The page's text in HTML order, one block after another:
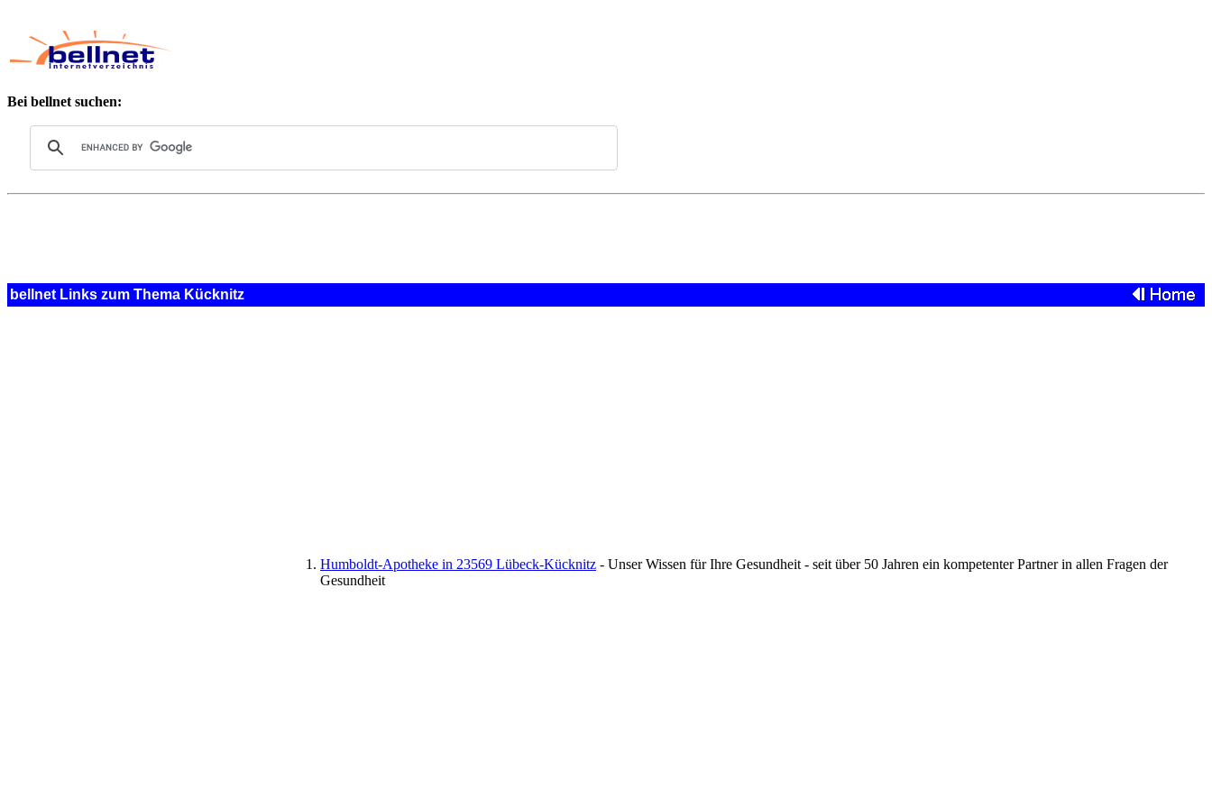
Bei bellnet suchen:
bellnet Links zum Thema Kücknitz
Humboldt-Apotheke in 23569 Lübeck-Kücknitz - Unser Wissen für Ihre Gesundheit - seit über 50 Jahren ein kompetenter Partner in allen Fragen der
Gesundheit